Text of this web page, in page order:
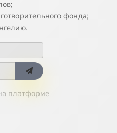
фонда;
платформе